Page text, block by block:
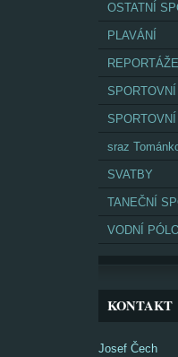
OSTATNÍ
PLAVÁNÍ
REPORTÁŽE
sraz
SVATBY
TANEČNÍ
VODNÍ
KONTAKT
Josef Čech